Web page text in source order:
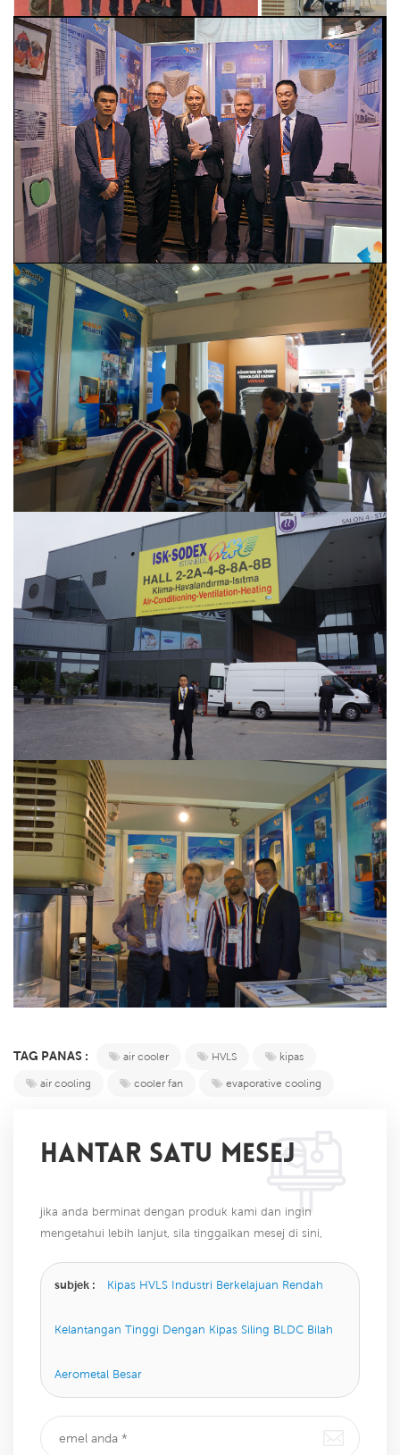
TAG PANAS : air cooler HVLS
kipas
air cooling
cooler fan evaporative cooling
HANTAR SATU MESEJ
jika anda berminat dengan produk kami dan ingin
mengetahui lebih lanjut, sila tinggalkan mesej di sini,
subjek : Kipas HVLS Industri Berkelajuan Rendah
Kelantangan Tinggi Dengan Kipas Siling BLDC Bilah
Aerometal Besar